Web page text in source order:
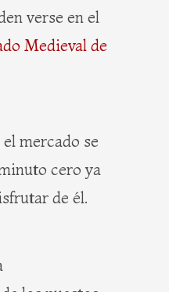
verse en el
Medieval de
mercado se
cero ya
de él.